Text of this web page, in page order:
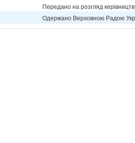
Передано на розгляд
Одержано Верховною Радою